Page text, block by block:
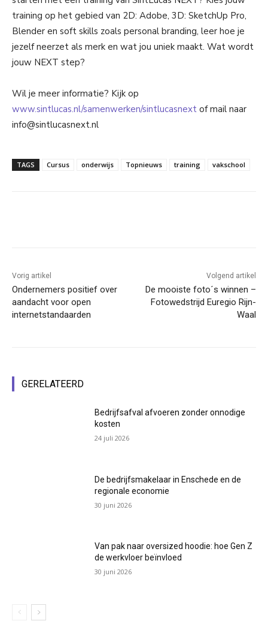
training op het gebied van 2D: Adobe, 3D: SketchUp Pro,
Blender en soft skills zoals personal branding, leer hoe je
jezelf neerzet als merk en wat jou uniek maakt. Wat wordt
jouw NEXT step?
Wil je meer informatie? Kijk op
www.sintlucas.nl/samenwerken/sintlucasnext of mail naar
info@sintlucasnext.nl
TAGS Cursus onderwijs Topnieuws training vakschool
Vorig artikel
Ondernemers positief over
aandacht voor open
internetstandaarden
Volgend artikel
De mooiste foto´s winnen –
Fotowedstrijd Euregio Rijn-
Waal
GERELATEERD
Bedrijfsafval afvoeren zonder onnodige
kosten
24 juli 2026
De bedrijfsmakelaar in Enschede en de
regionale economie
30 juni 2026
Van pak naar oversized hoodie: hoe Gen Z
de werkvloer beïnvloed
30 juni 2026